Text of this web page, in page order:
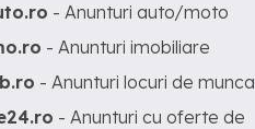
- Anunturi auto/moto
- Anunturi imobiliare
- Anunturi locuri de munca
- Anunturi cu oferte de